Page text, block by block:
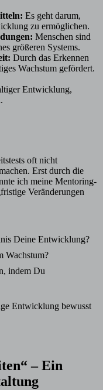
Es geht darum,
zu ermöglichen.
Menschen sind
größeren Systems.
Durch das Erkennen
Wachstum gefördert.
Entwicklung,
oft nicht
Erst durch die
ich meine Mentoring-
Veränderungen
Deine Entwicklung?
Wachstum?
indem Du
Entwicklung bewusst
– Ein